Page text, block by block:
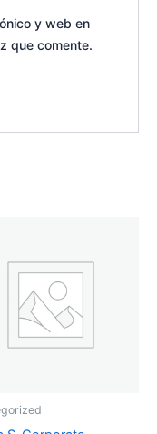
y web en
que comente.